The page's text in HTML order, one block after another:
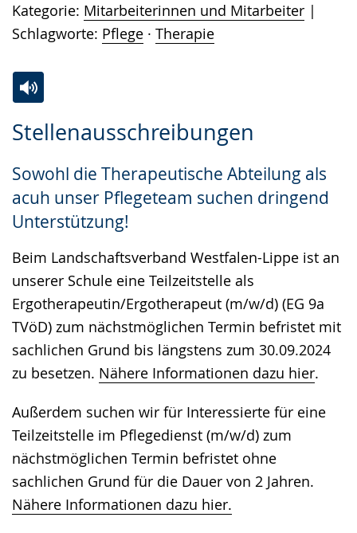
Kategorie: Mitarbeiterinnen und Mitarbeiter
Schlagworte: Pflege · Therapie
Stellenausschreibungen
Sowohl die Therapeutische Abteilung als
acuh unser Pflegeteam suchen dringend
Unterstützung!
Beim Landschaftsverband Westfalen-Lippe ist an
unserer Schule eine Teilzeitstelle als
Ergotherapeutin/Ergotherapeut (m/w/d) (EG 9a
TVöD) zum nächstmöglichen Termin befristet mit
sachlichen Grund bis längstens zum 30.09.2024
zu besetzen. Nähere Informationen dazu hier.
Außerdem suchen wir für Interessierte für eine
Teilzeitstelle im Pflegedienst (m/w/d) zum
nächstmöglichen Termin befristet ohne
sachlichen Grund für die Dauer von 2 Jahren.
Nähere Informationen dazu hier.
Leichten
wechseln.
Audio-
Video
Deutscher
Gebärdensprache
wird
angezeigt.